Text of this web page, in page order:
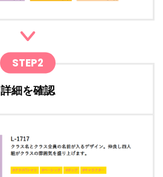
STEP2
詳細を確認